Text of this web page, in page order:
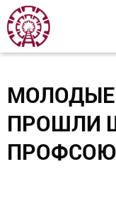
ПРОШЛИ